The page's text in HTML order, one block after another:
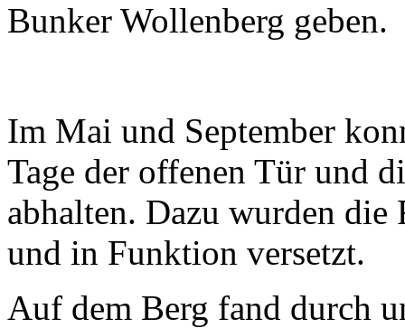
Bunker Wollenberg geben.
Im Mai und September
Tage der offenen Tür und
abhalten. Dazu wurden die
und in Funktion versetzt.
Auf dem Berg fand durch